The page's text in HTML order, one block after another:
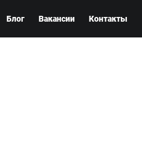
Блог Вакансии Контакты